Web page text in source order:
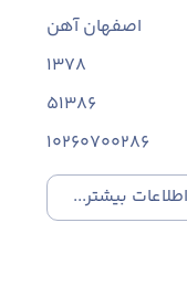
اصفهان آهن
1378
۵۱۳۸۶
10260700286
اطلاعات بیشتر...